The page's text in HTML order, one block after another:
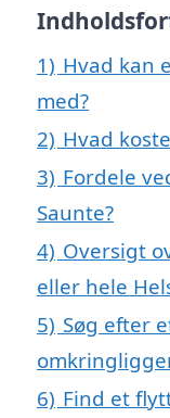
1) Hvad kan
med?
2) Hvad
3) Fordele
Saunte?
4) Oversigt
eller hele
5) Søg efter
6) Find et